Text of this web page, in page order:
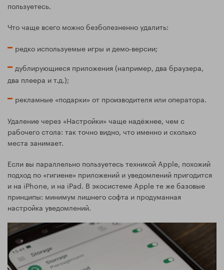
пользуетесь.
Что чаще всего можно безболезненно удалить:
редко используемые игры и демо‑версии;
дублирующиеся приложения (например, два браузера,
два плеера и т.д.);
рекламные «подарки» от производителя или оператора.
Удаление через «Настройки» чаще надёжнее, чем с
рабочего стола: так точно видно, что именно и сколько
места занимает.
Если вы параллельно пользуетесь техникой Apple, похожий
подход по «гигиене» приложений и уведомлений пригодится
и на iPhone, и на iPad. В экосистеме Apple те же базовые
принципы: минимум лишнего софта и продуманная
настройка уведомлений.